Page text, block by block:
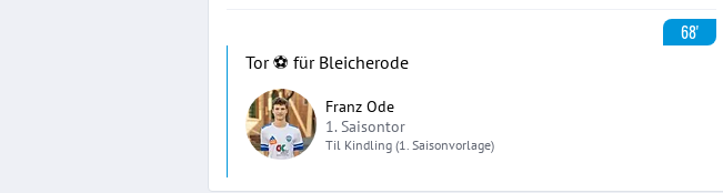
68'
Tor ⚽️ für Bleicherode
Franz Ode
1. Saisontor
Til Kindling (1. Saisonvorlage)